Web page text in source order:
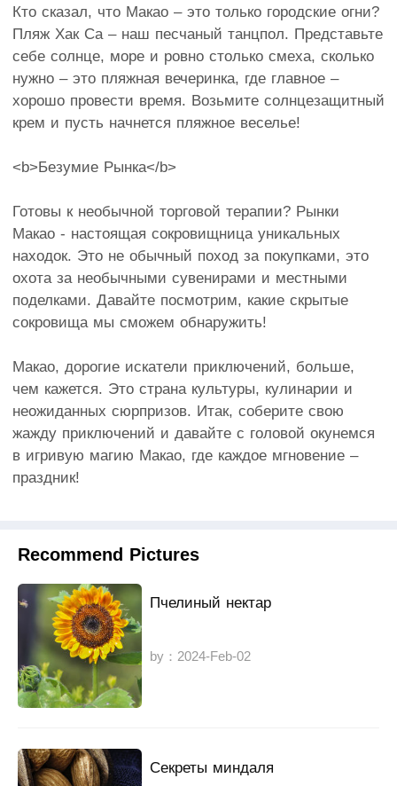
Кто сказал, что Макао – это только городские огни?
Пляж Хак Са – наш песчаный танцпол. Представьте
себе солнце, море и ровно столько смеха, сколько
нужно – это пляжная вечеринка, где главное –
хорошо провести время. Возьмите солнцезащитный
крем и пусть начнется пляжное веселье!
<b>Безумие Рынка</b>
Готовы к необычной торговой терапии? Рынки
Макао - настоящая сокровищница уникальных
находок. Это не обычный поход за покупками, это
охота за необычными сувенирами и местными
поделками. Давайте посмотрим, какие скрытые
сокровища мы сможем обнаружить!
Макао, дорогие искатели приключений, больше,
чем кажется. Это страна культуры, кулинарии и
неожиданных сюрпризов. Итак, соберите свою
жажду приключений и давайте с головой окунемся
в игривую магию Макао, где каждое мгновение –
праздник!
Recommend Pictures
Пчелиный нектар
by：2024-Feb-02
Секреты миндаля